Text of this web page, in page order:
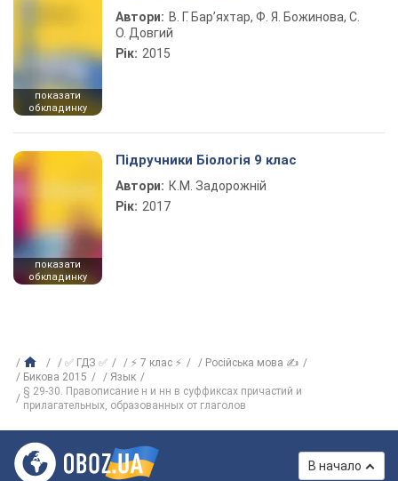
показати
обкладинку
Автори: В. Г. Бар’яхтар, Ф. Я. Божинова, С.
О. Довгий
Рік: 2015
показати
обкладинку
Підручники Біологія 9 клас
Автори: К.М. Задорожній
Рік: 2017
✅ ГДЗ ✅ ⚡ 7 клас ⚡
Російська мова ✍
Бикова 2015
Язык
§ 29-30. Правописание н и нн в суффиксах причастий и
прилагательных, образованных от глаголов
В начало